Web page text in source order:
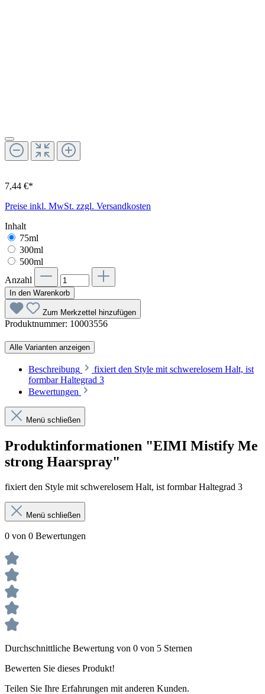
7,44 €*
Preise inkl. MwSt. zzgl. Versandkosten
Inhalt
75ml
300ml
500ml
Anzahl
In den Warenkorb
Zum Merkzettel hinzufügen
Produktnummer: 10003556
Alle Varianten anzeigen
Beschreibung
fixiert den Style mit schwerelosem Halt, ist
formbar Haltegrad 3
Bewertungen
Menü schließen
Produktinformationen "EIMI Mistify Me
strong Haarspray"
fixiert den Style mit schwerelosem Halt, ist formbar Haltegrad 3
Menü schließen
0 von 0 Bewertungen
Durchschnittliche Bewertung von 0 von 5 Sternen
Bewerten Sie dieses Produkt!
Teilen Sie Ihre Erfahrungen mit anderen Kunden.